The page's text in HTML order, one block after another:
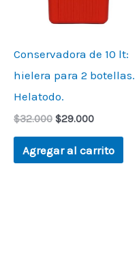
Conservadora de 10 lt:
hielera para 2 botellas.
Helatodo.
$32.000 $29.000
Agregar al carrito